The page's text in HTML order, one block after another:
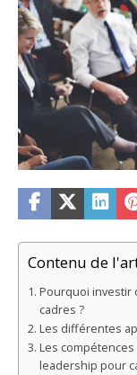
Contenu de
Pourquoi investir
cadres ?
Les différentes
Les
leadership pour